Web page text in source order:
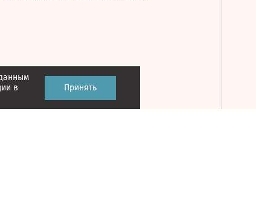
в
Принять